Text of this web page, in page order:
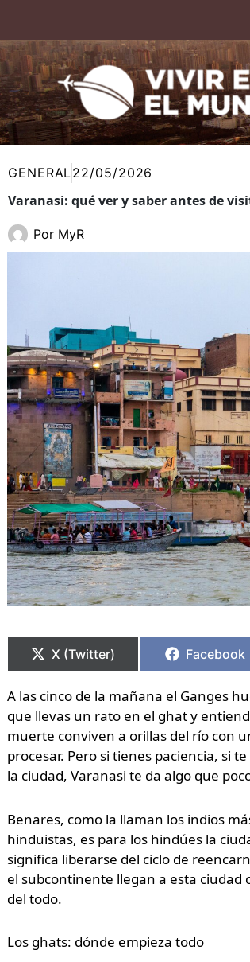
contenido
GENERAL22/05/2026
Varanasi: qué ver y saber antes de
Por MyR
en
X (Twitter)
en
Facebook
A las cinco de la mañana el Ganges
que llevas un rato en el ghat y
muerte conviven a orillas del río con
procesar. Pero si tienes paciencia, si
la ciudad, Varanasi te da algo que
Benares, como la llaman los indios
hinduistas, es para los hindúes la
significa liberarse del ciclo de
el subcontinente llegan a esta ciudad
del todo.
Los ghats: dónde empieza todo
en
en